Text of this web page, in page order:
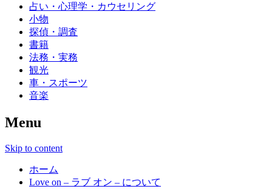
占い・心理学・カウセリング
小物
探偵・調査
書籍
法務・実務
観光
車・スポーツ
音楽
Menu
Skip to content
ホーム
Love on – ラブ オン – について